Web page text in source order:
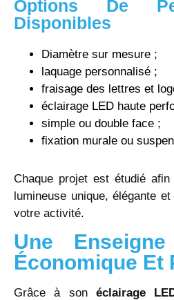
Options De
Disponibles
Diamètre sur mesure ;
laquage personnalisé ;
fraisage des lettres et
éclairage LED haute
simple ou double face ;
fixation murale ou
Chaque projet est étudié
lumineuse unique, élégante
votre activité.
Une
Économique Et
Grâce à son éclairage